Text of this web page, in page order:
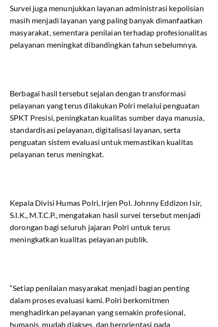
Survei juga menunjukkan layanan administrasi kepolisian
masih menjadi layanan yang paling banyak dimanfaatkan
masyarakat, sementara penilaian terhadap profesionalitas
pelayanan meningkat dibandingkan tahun sebelumnya.
Berbagai hasil tersebut sejalan dengan transformasi
pelayanan yang terus dilakukan Polri melalui penguatan
SPKT Presisi, peningkatan kualitas sumber daya manusia,
standardisasi pelayanan, digitalisasi layanan, serta
penguatan sistem evaluasi untuk memastikan kualitas
pelayanan terus meningkat.
Kepala Divisi Humas Polri, Irjen Pol. Johnny Eddizon Isir,
S.I.K., M.T.C.P., mengatakan hasil survei tersebut menjadi
dorongan bagi seluruh jajaran Polri untuk terus
meningkatkan kualitas pelayanan publik.
“Setiap penilaian masyarakat menjadi bagian penting
dalam proses evaluasi kami. Polri berkomitmen
menghadirkan pelayanan yang semakin profesional,
humanis, mudah diakses, dan berorientasi pada